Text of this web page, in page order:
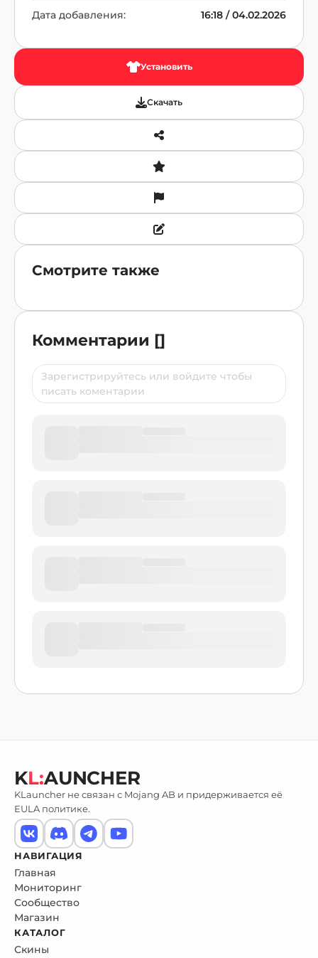
Дата добавления: 16:18 / 04.02.2026
Установить
Скачать
Смотрите также
Комментарии []
KL:AUNCHER
KLauncher не связан с Mojang AB и придерживается её
EULA политике.
НАВИГАЦИЯ
Главная
Мониторинг
Сообщество
Магазин
КАТАЛОГ
Скины